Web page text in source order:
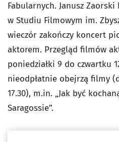
Fabularnych. Janusz
w Studiu Filmowym im.
wieczór zakończy koncert
aktorem. Przegląd filmów
poniedziałki 9 do czwartku
nieodpłatnie obejrzą filmy
17.30), m.in. „Jak być
Saragossie”.